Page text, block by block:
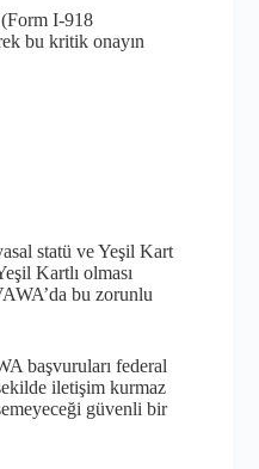
(Form I-918
bu kritik onayın
statü ve Yeşil Kart
Kartlı olması
bu zorunlu
başvuruları federal
iletişim kurmaz
güvenli bir